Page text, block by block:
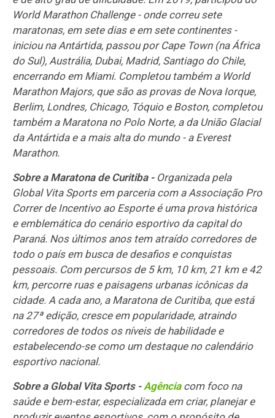
World Marathon Challenge - onde correu sete
maratonas, em sete dias e em sete continentes -
iniciou na Antártida, passou por Cape Town (na África
do Sul), Austrália, Dubai, Madrid, Santiago do Chile,
encerrando em Miami. Completou também a World
Marathon Majors, que são as provas de Nova Iorque,
Berlim, Londres, Chicago, Tóquio e Boston, completou
também a Maratona no Polo Norte, a da União Glacial
da Antártida e a mais alta do mundo - a Everest
Marathon.
Sobre a Maratona de Curitiba -Organizada pela
Global Vita Sports em parceria com a Associação Pro
Correr de Incentivo ao Esporte é uma prova histórica
e emblemática do cenário esportivo da capital do
Paraná. Nos últimos anos tem atraído corredores de
todo o país em busca de desafios e conquistas
pessoais. Com percursos de 5 km, 10 km, 21 km e 42
km, percorre ruas e paisagens urbanas icônicas da
cidade. A cada ano, a Maratona de Curitiba, que está
na 27ª edição, cresce em popularidade, atraindo
corredores de todos os níveis de habilidade e
estabelecendo-se como um destaque no calendário
esportivo nacional.
Sobre a Global Vita Sports -Agênciacom foco na
saúde e bem-estar, especializada em criar, planejar e